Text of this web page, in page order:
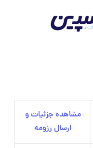
مشاهده جزئیات و
ارسال رزومه